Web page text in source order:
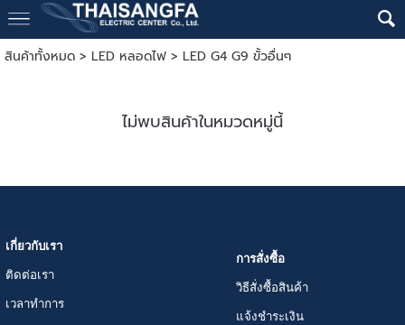
สินค้าทั้งหมด> LED หลอดไฟ> LED G4 G9 ขั้วอื่นๆ
ไม่พบสินค้าในหมวดหมู่นี้
เกี่ยวกับเรา
ติดต่อเรา
เวลาทำการ
การสั่งซื้อ
วิธีสั่งซื้อสินค้า
แจ้งชำระเงิน